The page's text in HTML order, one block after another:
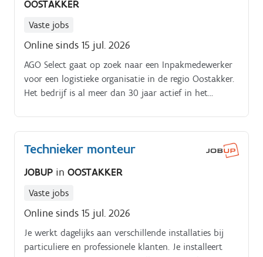
OOSTAKKER
Vaste jobs
Online sinds 15 jul. 2026
AGO Select gaat op zoek naar een Inpakmedewerker
voor een logistieke organisatie in de regio Oostakker.
Het bedrijf is al meer dan 30 jaar actief in het
food sector en hecht veel waarde aan een warme,
menselijke werkomgeving met korte
communicatielijnen Jouw verantwoordelijkheden:.
Technieker monteur
JOBUP in OOSTAKKER
Vaste jobs
Online sinds 15 jul. 2026
Je werkt dagelijks aan verschillende installaties bij
particuliere en professionele klanten. Je installeert